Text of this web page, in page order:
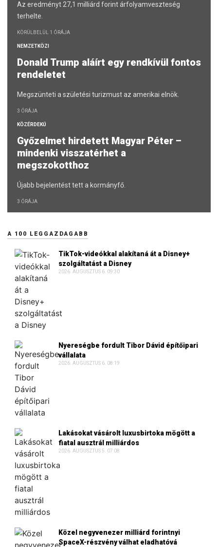
Az eredményt 27,1 milliárd forint árfolyamveszteség
terhelte.
KÖRÜLBELÜL 1 ÓRÁJA
NEMZETKÖZI
Donald Trump aláírt egy rendkívül fontos
rendeletet
Megszünteti a születési turizmust az amerikai elnök.
3 ÓRÁJA
KÖZÉRDEKŰ
Győzelmet hirdetett Magyar Péter –
mindenki visszatérhet a
megszokotthoz
Újabb bejelentést tett a kormányfő.
3 ÓRÁJA
A 100 LEGGAZDAGABB
TikTok-videókkal alakítaná át a Disney+
szolgáltatást a Disney
2026. AUGUSZTUS 6. 09:30
Nyereségbe fordult Tibor Dávid építőipari
vállalata
2026. AUGUSZTUS 6. 08:19
Lakásokat vásárolt luxusbirtoka mögött a
fiatal ausztrál milliárdos
2026. AUGUSZTUS 5. 07:08
Közel negyvenezer milliárd forintnyi
SpaceX-részvény válhat eladhatóvá